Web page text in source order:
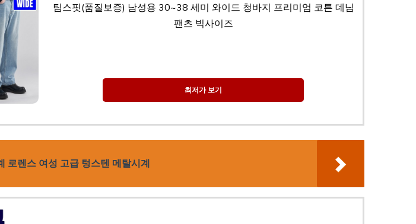
팀스핏(품질보증) 남성용 30~38 세미 와이드 청바지 프리미엄 코튼 데님
팬츠 빅사이즈
최저가 보기
로렌스 여성 고급 텅스텐 메탈시계